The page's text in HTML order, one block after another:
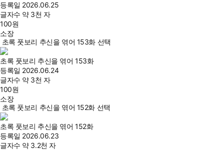
등록일 2026.06.25
글자수 약 3천 자
100원
소장
초록 풋보리 추신을 엮어 153화 선택
초록 풋보리 추신을 엮어 153화
등록일 2026.06.24
글자수 약 3천 자
100원
소장
초록 풋보리 추신을 엮어 152화 선택
초록 풋보리 추신을 엮어 152화
등록일 2026.06.23
글자수 약 3.2천 자